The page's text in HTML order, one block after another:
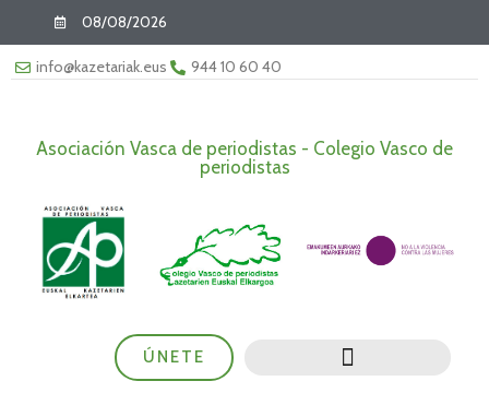
08/08/2026
info@kazetariak.eus 944 10 60 40
Asociación Vasca de periodistas - Colegio Vasco de
periodistas
ÚNETE